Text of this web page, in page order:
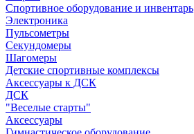
Спортивное оборудование и инвентарь
Электроника
Пульсометры
Секундомеры
Шагомеры
Детские спортивные комплексы
Аксессуары к ДСК
ДСК
"Веселые старты"
Аксессуары